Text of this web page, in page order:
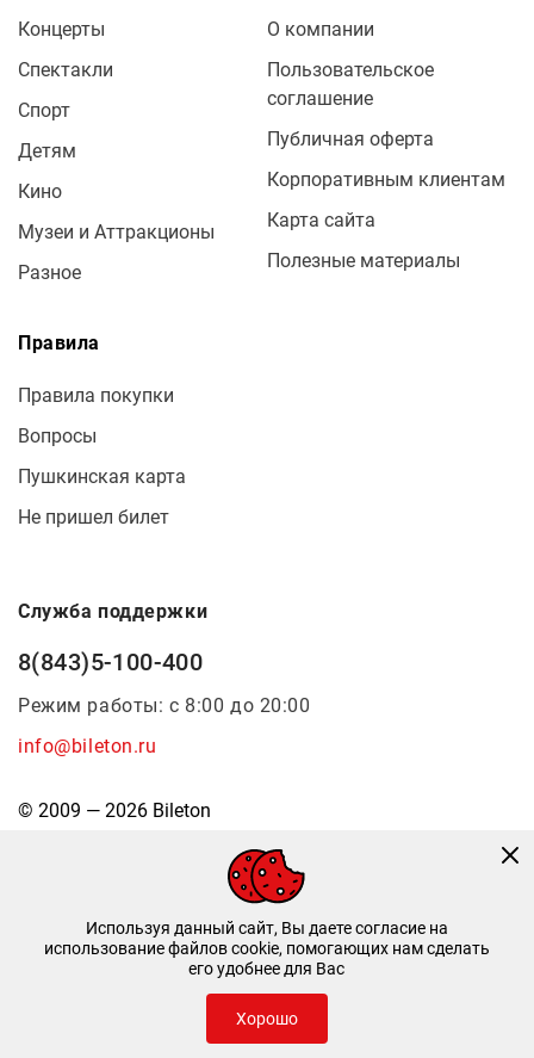
Концерты
Спектакли
Спорт
Детям
Кино
Музеи и Аттракционы
Разное
О компании
Пользовательское
соглашение
Публичная оферта
Корпоративным клиентам
Карта сайта
Полезные материалы
Правила
Правила покупки
Вопросы
Пушкинская карта
Не пришел билет
Служба поддержки
8(843)5-100-400
Режим работы: с 8:00 до 20:00
info@bileton.ru
© 2009 — 2026 Bileton
Инфоматика
—Дизайн и разработка
Используя данный сайт, Вы даете согласие на
использование файлов cookie, помогающих нам сделать
его удобнее для Вас
Хорошо